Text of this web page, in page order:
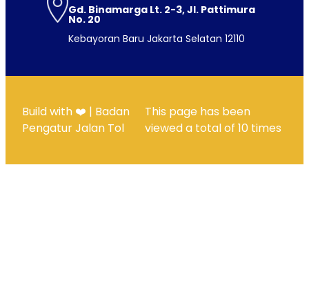
Gd. Binamarga Lt. 2-3, Jl. Pattimura
No. 20
Kebayoran Baru Jakarta Selatan 12110
Build with ❤️ | Badan
Pengatur Jalan Tol
This page has been
viewed a total of10 times